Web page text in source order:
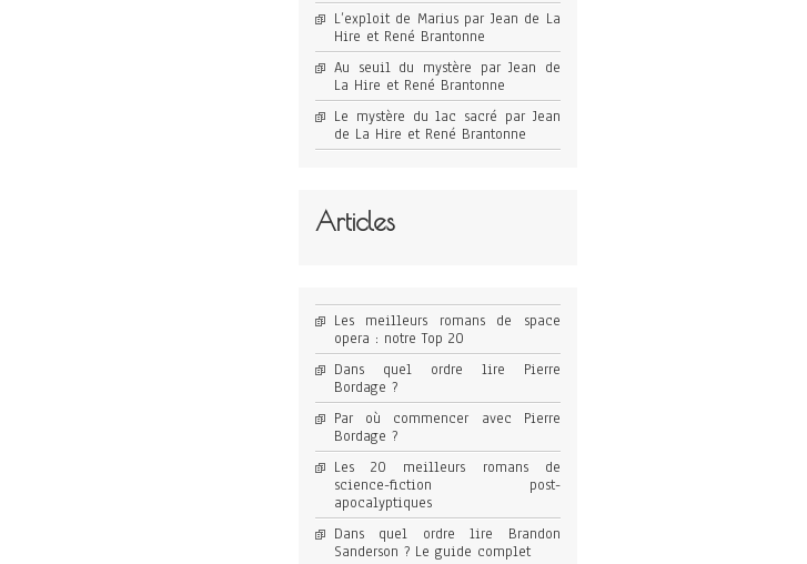
L’exploit de Marius par Jean de La
Hire et René Brantonne
Au seuil du mystère par Jean de
La Hire et René Brantonne
Le mystère du lac sacré par Jean
de La Hire et René Brantonne
Articles
Les meilleurs romans de space
opera : notre Top 20
Dans quel ordre lire Pierre
Bordage ?
Par où commencer avec Pierre
Bordage ?
Les 20 meilleurs romans de
science-fiction post-
apocalyptiques
Dans quel ordre lire Brandon
Sanderson ? Le guide complet